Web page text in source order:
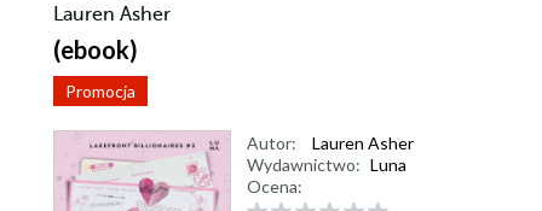
Lauren Asher
(ebook)
Promocja
Autor:
Lauren Asher
Wydawnictwo: Luna
Ocena: